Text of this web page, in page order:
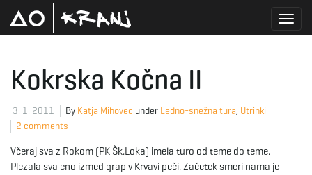
Kokrska Kočna II
3. 1. 2011 By Katja Mihovec under Ledno-snežna tura, Utrinki
2 comments
Včeraj sva z Rokom (PK Šk.Loka) imela turo od teme do teme.
Plezala sva eno izmed grap v Krvavi peči. Začetek smeri nama je